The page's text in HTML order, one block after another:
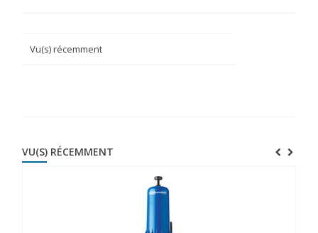
Vu(s) récemment
VU(S) RÉCEMMENT